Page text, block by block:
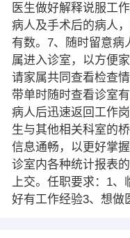
医生做好解释说服工
病人及手术后的病人
有数。7、随时留意病
属进入诊室，以方便
请家属共同查看检查
带单时随时查看诊室
病人后迅速返回工作
生与其他相关科室的
信息通畅，以更好掌
诊室内各种统计报表
上交。任职要求：1
好有工作经验3、想做